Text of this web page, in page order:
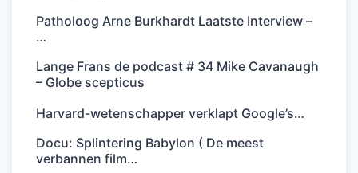
Patholoog Arne Burkhardt Laatste Interview –
…
Lange Frans de podcast # 34 Mike Cavanaugh
– Globe scepticus
Harvard-wetenschapper verklapt Google’s…
Docu: Splintering Babylon ( De meest
verbannen film…